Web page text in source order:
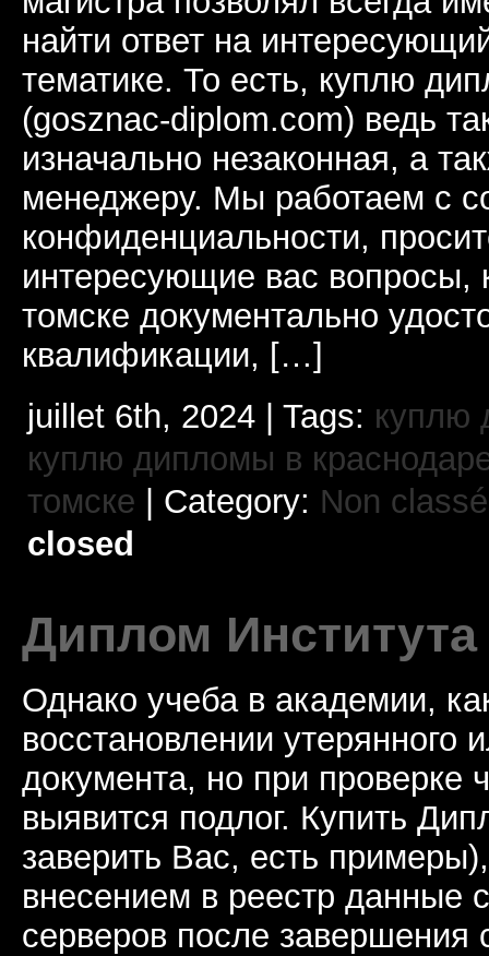
найти ответ на
тематике. То есть, куплю
(gosznac-diplom.com) ведь
изначально незаконная, а
менеджеру. Мы работаем с
конфиденциальности,
интересующие вас
томске документально
квалификации, […]
juillet 6th, 2024 | Tags: куплю
куплю дипломы в
томске | Category: Non classé
closed
Диплом
Однако учеба в академии,
восстановлении утерянного
документа, но при проверке
выявится подлог. Купить
заверить Вас, есть
внесением в реестр данные
серверов после завершения